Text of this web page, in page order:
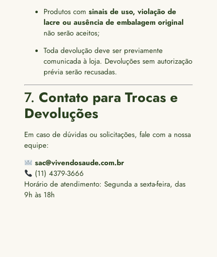
Produtos com sinais de uso, violação de
lacre ou ausência de embalagem original
não serão aceitos;
Toda devolução deve ser previamente
comunicada à loja. Devoluções sem autorização
prévia serão recusadas.
7. Contato para Trocas e
Devoluções
Em caso de dúvidas ou solicitações, fale com a nossa
equipe:
sac@vivendosaude.com.br
(11) 4379-3666
Horário de atendimento: Segunda a sexta-feira, das
9h às 18h